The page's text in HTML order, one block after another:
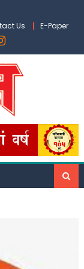
Us E-Paper